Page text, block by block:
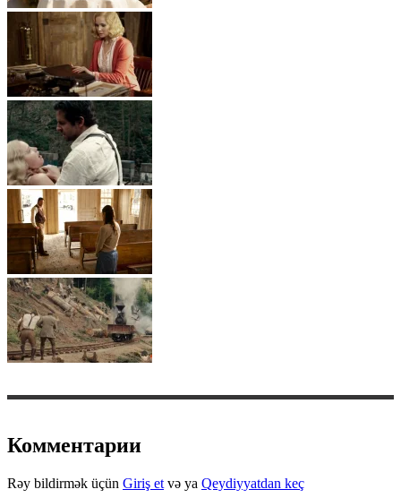
Комментарии
Rəy bildirmək üçün Giriş et və ya Qeydiyyatdan keç